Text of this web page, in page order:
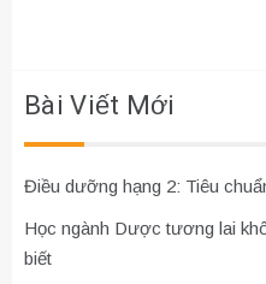
Bài Viết Mới
Điều dưỡng hạng 2: Tiêu
Học ngành Dược tương lai
biết